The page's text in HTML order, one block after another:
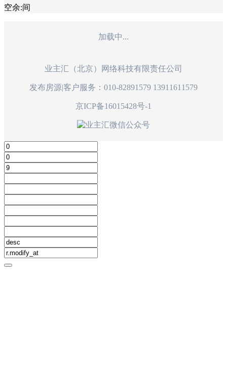
空余:间
加载中...
业主汇（北京）网络科技有限责任公司
发布房源|客户服务：010-82891579 13911611579
京ICP备16015428号-1